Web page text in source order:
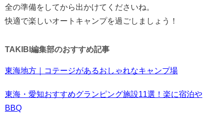
全の準備をしてから出かけてくださいね。
快適で楽しいオートキャンプを過ごしましょう！
TAKIBI編集部のおすすめ記事
東海地方｜コテージがあるおしゃれなキャンプ場
東海・愛知おすすめグランピング施設11選！楽に宿泊や
BBQ